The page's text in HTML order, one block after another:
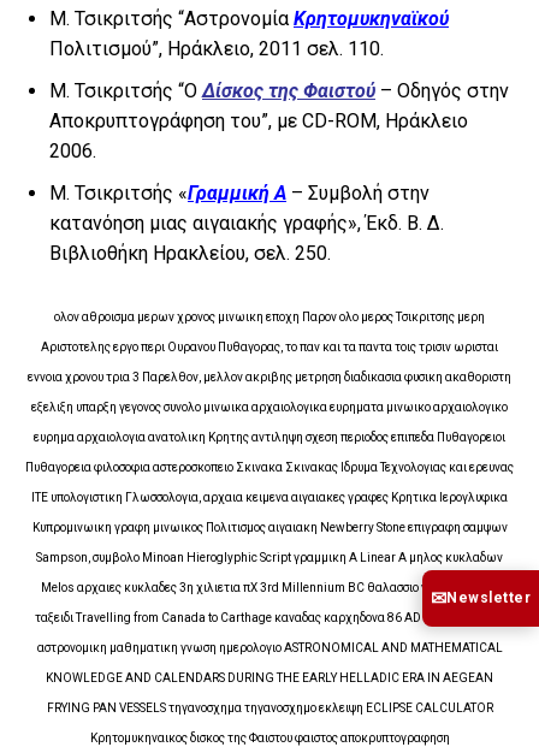
Μ. Τσικριτσής “Αστρονομία Κρητομυκηναϊκού
Πολιτισμού”, Ηράκλειο, 2011 σελ. 110.
Μ. Τσικριτσής “O Δίσκος της Φαιστού – Οδηγός στην
Αποκρυπτογράφηση του”, με CD-ROM, Ηράκλειο
2006.
Μ. Τσικριτσής «Γραμμική Α – Συμβολή στην
κατανόηση μιας αιγαιακής γραφής», Έκδ. Β. Δ.
Βιβλιοθήκη Ηρακλείου, σελ. 250.
ολον αθροισμα μερων χρονος μινωικη εποχη Παρον ολο μερος Τσικριτσης μερη
Αριστοτελης εργο περι Ουρανου Πυθαγορας, το παν και τα παντα τοις τρισιν ωρισται
εννοια χρονου τρια 3 Παρελθον, μελλον ακριβης μετρηση διαδικασια φυσικη ακαθοριστη
εξελιξη υπαρξη γεγονος συνολο μινωικα αρχαιολογικα ευρηματα μινωικο αρχαιολογικο
ευρημα αρχαιολογια ανατολικη Κρητης αντιληψη σχεση περιοδος επιπεδα Πυθαγορειοι
Πυθαγορεια φιλοσοφια αστεροσκοπειο Σκινακα Σκινακας Ιδρυμα Τεχνολογιας και ερευνας
ΙΤΕ υπολογιστικη Γλωσσολογια, αρχαια κειμενα αιγαιακες γραφες Κρητικα Ιερογλυφικα
Κυπρομινωικη γραφη μινωικος Πολιτισμος αιγαιακη Newberry Stone επιγραφη σαμψων
Sampson, συμβολο Minoan Hieroglyphic Script γραμμικη Α Linear A μηλος κυκλαδων
Melos αρχαιες κυκλαδες 3η χιλιετια πΧ 3rd Millennium BC θαλασσιο ναυτικο ταξιδι
ταξειδι Travelling from Canada to Carthage καναδας καρχηδονα 86 AD 1ος αιωνας μχ,
αστρονομικη μαθηματικη γνωση ημερολογιο ASTRONOMICAL AND MATHEMATICAL
KNOWLEDGE AND CALENDARS DURING THE EARLY HELLADIC ERA IN AEGEAN
FRYING PAN VESSELS τηγανοσχημα τηγανοσχημο εκλειψη ECLIPSE CALCULATOR
Κρητομυκηναικος δισκος της Φαιστου φαιστος αποκρυπτογραφηση
✉Newsletter